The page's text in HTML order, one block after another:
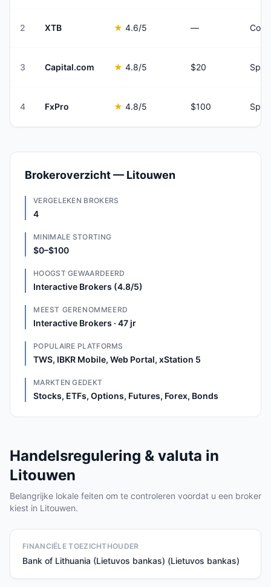
2 XTB ★ 4.6/5 —
3 Capital.com ★ 4.8/5 $20
4 FxPro ★ 4.8/5 $100
Brokeroverzicht — Litouwen
VERGELEKEN BROKERS
4
MINIMALE STORTING
$0–$100
HOOGST GEWAARDEERD
Interactive Brokers (4.8/5)
MEEST GERENOMMEERD
Interactive Brokers · 47 jr
POPULAIRE PLATFORMS
TWS, IBKR Mobile, Web Portal, xStation 5
MARKTEN GEDEKT
Stocks, ETFs, Options, Futures, Forex, Bonds
Handelsregulering & valuta in
Litouwen
Belangrijke lokale feiten om te controleren voordat u een broker
kiest in Litouwen.
FINANCIËLE TOEZICHTHOUDER
Bank of Lithuania (Lietuvos bankas) (Lietuvos bankas)